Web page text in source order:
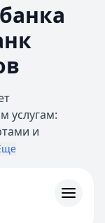
услугам:
и